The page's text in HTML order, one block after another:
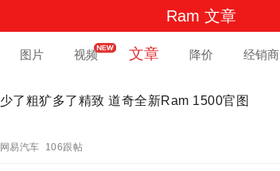
Ram 文章
图片 视频 文章 降价 经销商
少了粗犷多了精致 道奇全新Ram 1500官图
网易汽车 106跟帖